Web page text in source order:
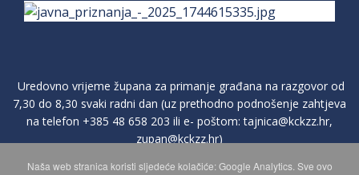
Uredovno vrijeme župana za primanje građana na razgovor od
7,30 do 8,30 svaki radni dan (uz prethodno podnošenje zahtjeva
na telefon +385 48 658 203 ili e- poštom:tajnica@kckzz.hr,
zupan@kckzz.hr)
Naša web stranica koristi sljedeće kolačiće: Google Analytics. Sve ovo